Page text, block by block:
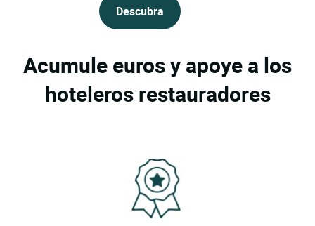
Descubra
Acumule euros y apoye a los
hoteleros restauradores